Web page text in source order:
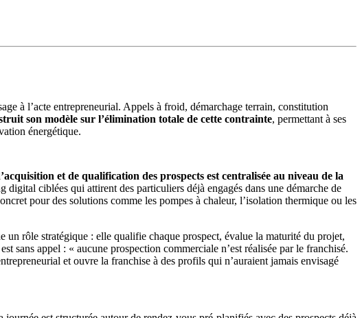
à l’acte entrepreneurial. Appels à froid, démarchage terrain, constitution
son modèle sur l’élimination totale de cette contrainte, permettant à ses
énergétique.
et de qualification des prospects est centralisée au niveau de la
ciblées qui attirent des particuliers déjà engagés dans une démarche de
pour des solutions comme les pompes à chaleur, l’isolation thermique ou les
un rôle stratégique : elle qualifie chaque prospect, évalue la maturité du projet,
sans appel : « aucune prospection commerciale n’est réalisée par le franchisé.
et ouvre la franchise à des profils qui n’auraient jamais envisagé